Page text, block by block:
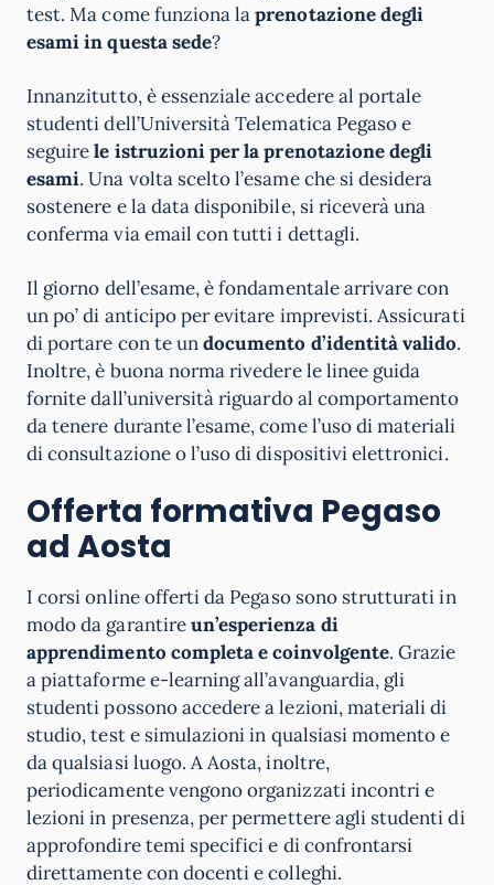
test. Ma come funziona laprenotazione degli
esami in questa sede?
Innanzitutto, è essenziale accedere al portale
studenti dell’Università Telematica Pegaso e
seguirele istruzioni per la prenotazione degli
esami. Una volta scelto l’esame che si desidera
sostenere e la data disponibile, si riceverà una
conferma via email con tutti i dettagli.
Il giorno dell’esame, è fondamentale arrivare con
un po’ di anticipo per evitare imprevisti. Assicurati
di portare con te undocumento d’identità valido.
Inoltre, è buona norma rivedere le linee guida
fornite dall’università riguardo al comportamento
da tenere durante l’esame, come l’uso di materiali
di consultazione o l’uso di dispositivi elettronici.
Offerta formativa Pegaso
ad Aosta
I corsi online offerti da Pegaso sono strutturati in
modo da garantireun’esperienza di
apprendimento completa e coinvolgente. Grazie
a piattaforme e-learning all’avanguardia, gli
studenti possono accedere a lezioni, materiali di
studio, test e simulazioni in qualsiasi momento e
da qualsiasi luogo. A Aosta, inoltre,
periodicamente vengono organizzati incontri e
lezioni in presenza, per permettere agli studenti di
approfondire temi specifici e di confrontarsi
direttamente con docenti e colleghi.